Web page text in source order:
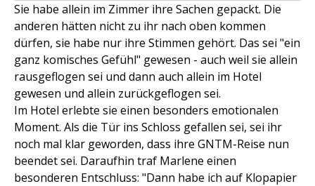
Sie habe allein im Zimmer ihre Sachen gepackt. Die
anderen hätten nicht zu ihr nach oben kommen
dürfen, sie habe nur ihre Stimmen gehört. Das sei "ein
ganz komisches Gefühl" gewesen - auch weil sie allein
rausgeflogen sei und dann auch allein im Hotel
gewesen und allein zurückgeflogen sei.
Im Hotel erlebte sie einen besonders emotionalen
Moment. Als die Tür ins Schloss gefallen sei, sei ihr
noch mal klar geworden, dass ihre GNTM-Reise nun
beendet sei. Daraufhin traf Marlene einen
besonderen Entschluss: "Dann habe ich auf Klopapier